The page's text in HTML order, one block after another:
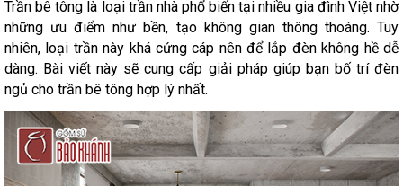
Trần bê tông là loại trần nhà phổ biến tại nhiều gia đình Việt nhờ
những ưu điểm như bền, tạo không gian thông thoáng. Tuy
nhiên, loại trần này khá cứng cáp nên để lắp đèn không hề dễ
dàng. Bài viết này sẽ cung cấp giải pháp giúp bạn bố trí đèn
ngủ cho trần bê tông hợp lý nhất.